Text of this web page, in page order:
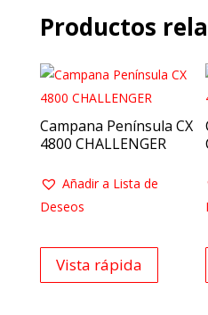
Productos
Campana Península CX
4800 CHALLENGER
Añadir a Lista de
Deseos
Vista rápida